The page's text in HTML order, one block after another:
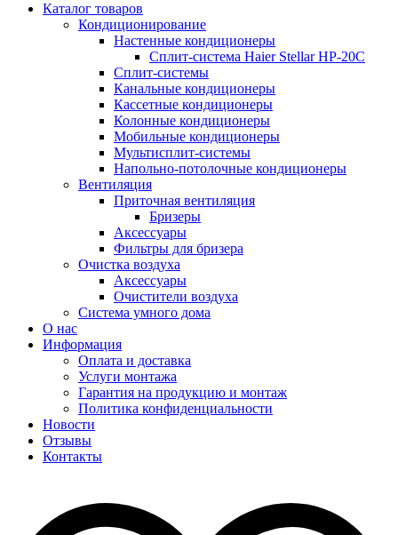
Каталог товаров
Кондиционирование
Настенные кондиционеры
Сплит-система Haier Stellar HP-20C
Сплит-системы
Канальные кондиционеры
Кассетные кондиционеры
Колонные кондиционеры
Мобильные кондиционеры
Мультисплит-системы
Напольно-потолочные кондиционеры
Вентиляция
Приточная вентиляция
Бризеры
Аксессуары
Фильтры для бризера
Очистка воздуха
Аксессуары
Очистители воздуха
Система умного дома
О нас
Информация
Оплата и доставка
Услуги монтажа
Гарантия на продукцию и монтаж
Политика конфиденциальности
Новости
Отзывы
Контакты